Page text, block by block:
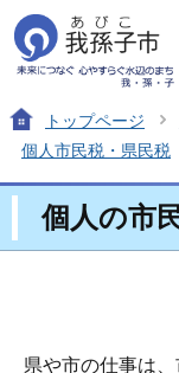
トップページ
個人市民税・県民税
個人の市
県や市の仕事は